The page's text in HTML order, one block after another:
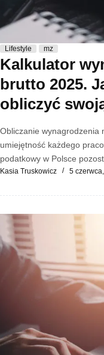
Lifestyle mz
Kalkulator
brutto 2025.
obliczyć
Obliczanie wynagrodzenia
umiejętność każdego
podatkowy w Polsce
Kasia Truskowicz 5